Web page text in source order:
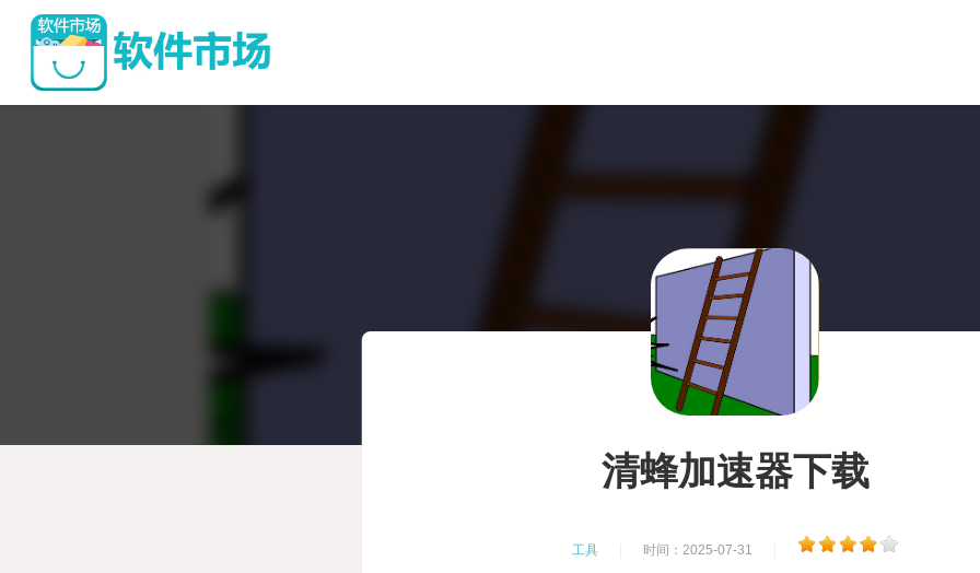
清蜂加速器下载
工具 时间：2025-07-31